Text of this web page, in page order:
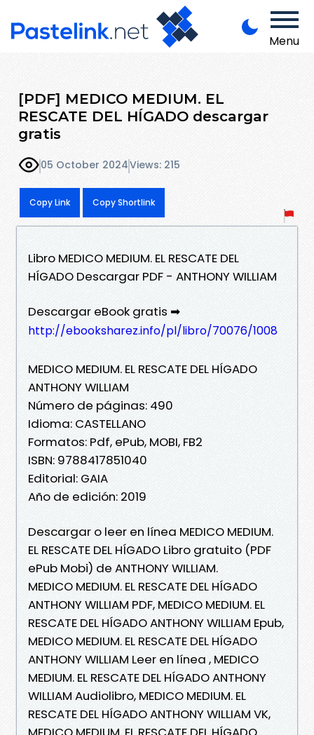
Menu
[PDF] MEDICO MEDIUM. EL
RESCATE DEL HÍGADO descargar
gratis
05 October 2024Views: 215
Copy Link Copy Shortlink
Libro MEDICO MEDIUM. EL RESCATE DEL
HÍGADO Descargar PDF - ANTHONY WILLIAM
Descargar eBook gratis ➡
http://ebooksharez.info/pl/libro/70076/1008
MEDICO MEDIUM. EL RESCATE DEL HÍGADO
ANTHONY WILLIAM
Número de páginas: 490
Idioma: CASTELLANO
Formatos: Pdf, ePub, MOBI, FB2
ISBN: 9788417851040
Editorial: GAIA
Año de edición: 2019
Descargar o leer en línea MEDICO MEDIUM.
EL RESCATE DEL HÍGADO Libro gratuito (PDF
ePub Mobi) de ANTHONY WILLIAM.
MEDICO MEDIUM. EL RESCATE DEL HÍGADO
ANTHONY WILLIAM PDF, MEDICO MEDIUM. EL
RESCATE DEL HÍGADO ANTHONY WILLIAM Epub,
MEDICO MEDIUM. EL RESCATE DEL HÍGADO
ANTHONY WILLIAM Leer en línea , MEDICO
MEDIUM. EL RESCATE DEL HÍGADO ANTHONY
WILLIAM Audiolibro, MEDICO MEDIUM. EL
RESCATE DEL HÍGADO ANTHONY WILLIAM VK,